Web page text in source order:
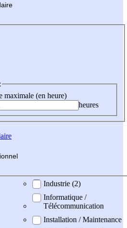
maximale (en heure)
heures
Industrie (2)
Informatique /
Télécommunication
Installation / Maintenance